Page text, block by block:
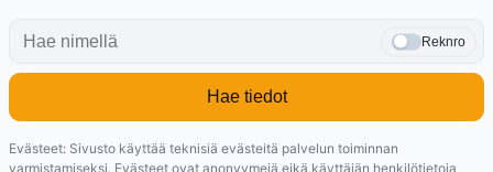
Reknro
Hae tiedot
Evästeet: Sivusto käyttää teknisiä evästeitä palvelun toiminnan
varmistamiseksi. Evästeet ovat anonyymejä eikä käyttäjän henkilötietoja